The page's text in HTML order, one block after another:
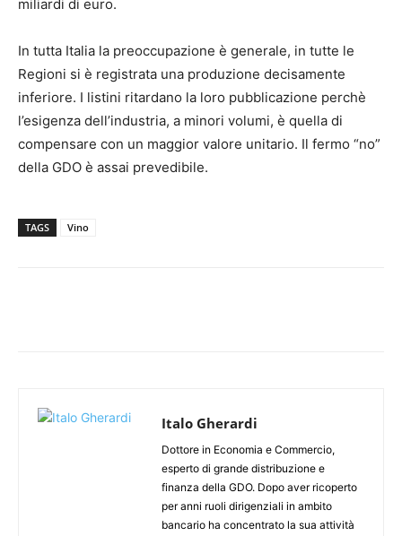
miliardi di euro.
In tutta Italia la preoccupazione è generale, in tutte le
Regioni si è registrata una produzione decisamente
inferiore. I listini ritardano la loro pubblicazione perchè
l’esigenza dell’industria, a minori volumi, è quella di
compensare con un maggior valore unitario. Il fermo “no”
della GDO è assai prevedibile.
TAGS Vino
Italo Gherardi
Dottore in Economia e Commercio,
esperto di grande distribuzione e
finanza della GDO. Dopo aver ricoperto
per anni ruoli dirigenziali in ambito
bancario ha concentrato la sua attività